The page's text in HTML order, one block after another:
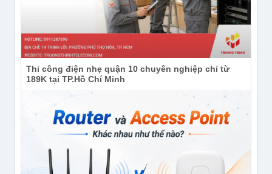
Thi công điện nhẹ quận 10 chuyên nghiệp chỉ từ
189K tại TP.Hồ Chí Minh